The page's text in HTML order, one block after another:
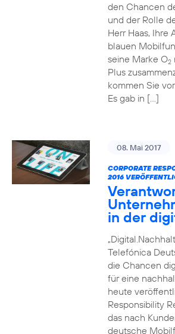
den Chancen
und der Rolle
Herr Haas, Ihre
blauen
seine Marke O2
Plus
kommen Sie
Es gab in […]
08. Mai 2017
CORPORATE
2016
in der
Telefónica
die Chancen
für eine
heute
Responsibility
das nach
deutsche